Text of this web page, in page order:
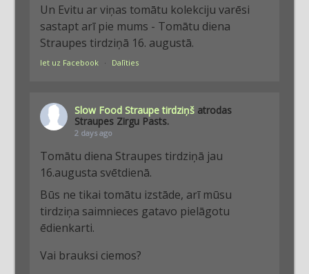
Un Evitu ar viņas tomātu kolekciju varēsi
sastapt arī pie mums - Tomātu diena
Straupes tirdziņā 16. augustā.
Iet uz Facebook · Dalīties
Slow Food Straupe tirdziņš atrodas
Straupes Zirgu Pasts.
2 days ago
Tomātu diena Straupes tirdziņā jau
16.augusta svētdienā.
Būs ne tikai tomātu izstāde, arī mūsu
tirdziņa saimnieces gatavo pielāgotu
ēdienkarti.
Vai brauksi ciemos?